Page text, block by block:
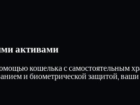
активами
кошелька с самостоятельным
и биометрической защитой,